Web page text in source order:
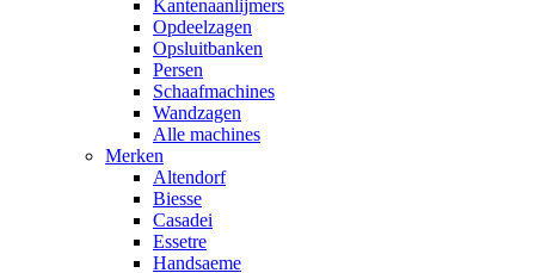
Kantenaanlijmers
Opdeelzagen
Opsluitbanken
Persen
Schaafmachines
Wandzagen
Alle machines
Merken
Altendorf
Biesse
Casadei
Essetre
Handsaeme